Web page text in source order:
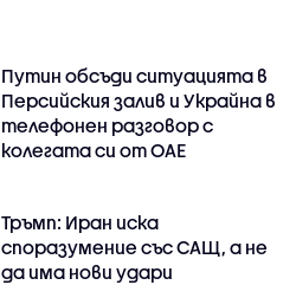
Путин обсъди ситуацията в
Персийския залив и Украйна в
телефонен разговор с
колегата си от ОАЕ
Тръмп: Иран иска
споразумение със САЩ, а не
да има нови удари